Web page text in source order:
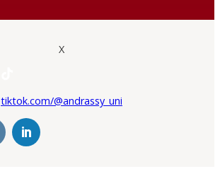
X
tiktok.com/@andrassy_uni